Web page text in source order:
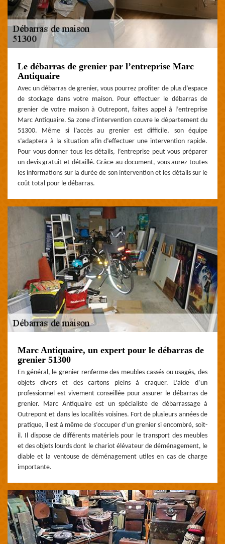
Le débarras de grenier par l’entreprise Marc
Antiquaire
Avec un débarras de grenier, vous pourrez profiter de plus d’espace
de stockage dans votre maison. Pour effectuer le débarras de
grenier de votre maison à Outrepont, faites appel à l’entreprise
Marc Antiquaire. Sa zone d’intervention couvre le département du
51300. Même si l’accès au grenier est difficile, son équipe
s’adaptera à la situation afin d’effectuer une intervention rapide.
Pour vous donner tous les détails, l’entreprise peut vous préparer
un devis gratuit et détaillé. Grâce au document, vous aurez toutes
les informations sur la durée de son intervention et les détails sur le
coût total pour le débarras.
Marc Antiquaire, un expert pour le débarras de
grenier 51300
En général, le grenier renferme des meubles cassés ou usagés, des
objets divers et des cartons pleins à craquer. L’aide d’un
professionnel est vivement conseillée pour assurer le débarras de
grenier. Marc Antiquaire est un spécialiste de débarrassage à
Outrepont et dans les localités voisines. Fort de plusieurs années de
pratique, il est à même de s’occuper d’un grenier si encombré, soit-
il. Il dispose de différents matériels pour le transport des meubles
et des objets lourds dont le chariot élévateur de déménagement, le
diable et la ventouse de déménagement utiles en cas de charge
importante.